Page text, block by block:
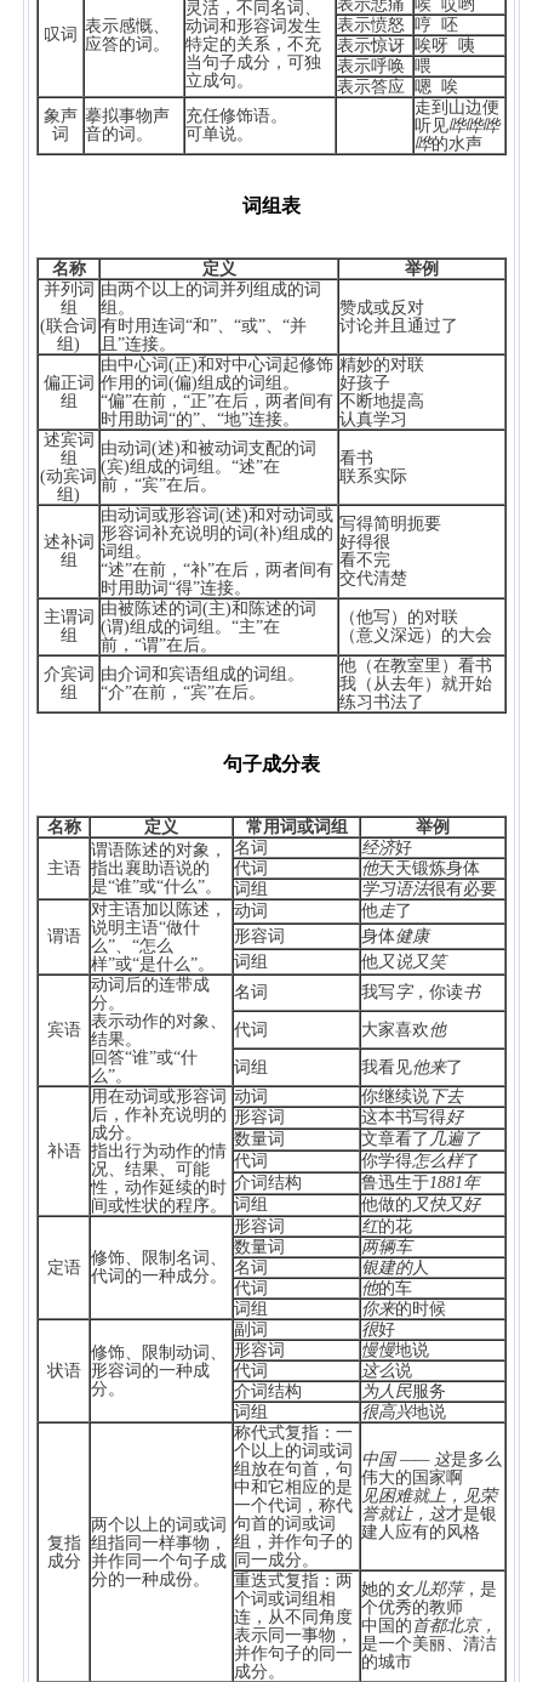
叹词 表示感慨、
应答的词。
灵活，不同名词、
动词和形容词发生
特定的关系，不充
当句子成分，可独
立成句。
表示悲痛 唉 哎哟
表示愤怒 哼 呸
表示惊讶 唉呀 咦
表示呼唤 喂
表示答应 嗯 唉
象声
词
摹拟事物声
音的词。
充任修饰语。
可单说。
走到山边便
听见哗哗哗
哗的水声
词组表
名称 定义
举例
并列词
组
(联合词
组)
由两个以上的词并列组成的词
组。
有时用连词“和”、“或”、“并
且”连接。
赞成或反对
讨论并且通过了
偏正词
组
由中心词(正)和对中心词起修饰
作用的词(偏)组成的词组。
“偏”在前，“正”在后，两者间有
时用助词“的”、“地”连接。
精妙的对联
好孩子
不断地提高
认真学习
述宾词
组
(动宾词
组)
由动词(述)和被动词支配的词
(宾)组成的词组。“述”在
前，“宾”在后。
看书
联系实际
述补词
组
由动词或形容词(述)和对动词或
形容词补充说明的词(补)组成的
词组。
“述”在前，“补”在后，两者间有
时用助词“得”连接。
写得简明扼要
好得很
看不完
交代清楚
主谓词
组
由被陈述的词(主)和陈述的词
(谓)组成的词组。“主”在
前，“谓”在后。
（他写）的对联
（意义深远）的大会
介宾词
组
由介词和宾语组成的词组。
“介”在前，“宾”在后。
他（在教室里）看书
我（从去年）就开始
练习书法了
句子成分表
名称 定义 常用词或词组 举例
主语
谓语陈述的对象，
指出襄助语说的
是“谁”或“什么”。
名词 经济好
代词
他天天锻炼身体
词组
学习语法很有必要
谓语
对主语加以陈述，
说明主语“做什
么”、“怎么
样”或“是什么”。
动词 他走了
形容词
身体健康
词组
他又说又笑
宾语
动词后的连带成
分。
表示动作的对象、
结果。
回答“谁”或“什
么”。
名词 我写字，你读书
代词 大家喜欢他
词组 我看见他来了
补语
用在动词或形容词
后，作补充说明的
成分。
指出行为动作的情
况、结果、可能
性，动作延续的时
间或性状的程序。
动词 你继续说下去
形容词
这本书写得好
数量词
文章看了 几遍了
代词
你学得怎么样了
介词结构
鲁迅生于1881年
词组
他做的 又快又好
定语
修饰、限制名词、
代词的一种成分。
形容词 红的花
数量词
两辆车
名词
银建的人
代词
他的车
词组
你来的时候
状语
修饰、限制动词、
形容词的一种成
分。
副词 很好
形容词
慢慢地说
代词
这么说
介词结构
为人民服务
词组
很高兴地说
复指
成分
两个以上的词或词
组指同一样事物，
并作同一个句子成
分的一种成份。
称代式复指：一
个以上的词或词
组放在句首，句
中和它相应的是
一个代词，称代
句首的词或词
组，并作句子的
同一成分。
中国 —— 这是多么
伟大的国家啊
见困难就上，见荣
誉就让，这才是银
建人应有的风格
重迭式复指：两
个词或词组相
连，从不同角度
表示同一事物，
并作句子的同一
成分。
她的 女儿郑萍，是
个优秀的教师
中国的 首都北京，
是一个美丽、清洁
的城市